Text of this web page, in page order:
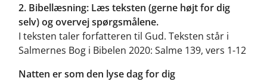
2. Bibellæsning: Læs teksten (gerne højt for dig
selv) og overvej spørgsmålene.
I teksten taler forfatteren til Gud. Teksten står i
Salmernes Bog i Bibelen 2020: Salme 139, vers 1-12
Natten er som den lyse dag for dig